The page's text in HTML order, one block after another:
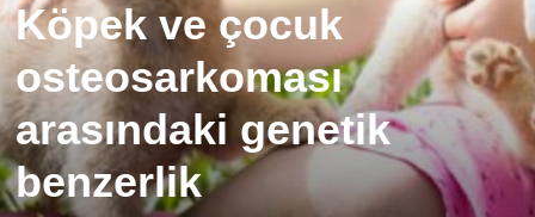
Köpek ve çocuk
osteosarkoması
arasındaki genetik
benzerlik